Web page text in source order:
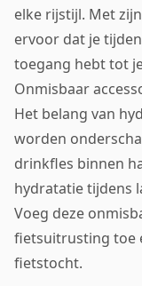
elke rijstijl. Met
ervoor dat je
toegang hebt tot
Onmisbaar
Het belang van
worden
drinkfles binnen
hydratatie tijdens
Voeg deze
fietsuitrusting toe
fietstocht.